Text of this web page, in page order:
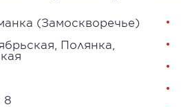
(Замоскворечье)
Полянка
8